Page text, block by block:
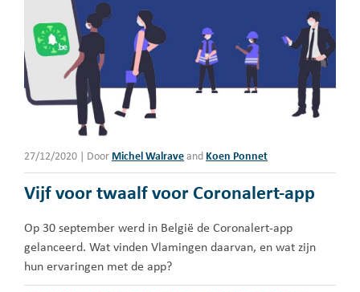
27/12/2020 Door Michel Walrave and Koen Ponnet
Vijf voor twaalf voor Coronalert-app
Op 30 september werd in België de Coronalert-app
gelanceerd. Wat vinden Vlamingen daarvan, en wat zijn
hun ervaringen met de app?